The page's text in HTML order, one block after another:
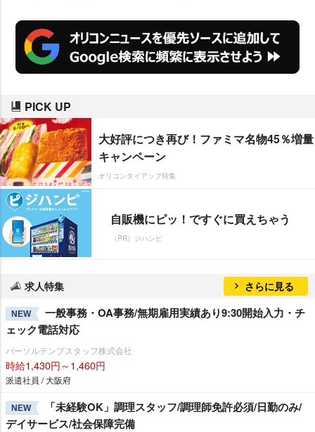
語った。
PICK UP
大好評につき再び！ファミマ名物45％増量
キャンペーン
オリコンタイアップ特集
自販機にピッ！ですぐに買えちゃう
（PR）ジハンピ
求人特集 さらに見る
NEW
一般事務・OA事務/無期雇用実績あり9:30開始入力・チ
ェック電話対応
パーソルテンプスタッフ株式会社
時給1,430円～1,460円
派遣社員 / 大阪府
NEW
「未経験OK」調理スタッフ/調理師免許必須/日勤のみ/
デイサービス/社会保障完備